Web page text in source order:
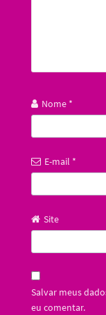
Nome *
E-mail *
Site
Salvar meus
eu comentar.